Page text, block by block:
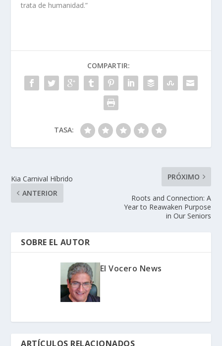
trata de humanidad.”
COMPARTIR:
TASA:
Kia Carnival Híbrido
ANTERIOR
PRÓXIMO
Roots and Connection: A
Year to Reawaken Purpose
in Our Seniors
SOBRE EL AUTOR
El Vocero News
ARTÍCULOS RELACIONADOS